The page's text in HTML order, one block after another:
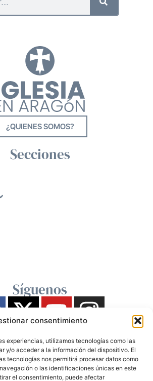
consentimiento
experiencias, utilizamos tecnologías como las
y/o acceder a la información del dispositivo. El
tecnologías nos permitirá procesar datos como
o las identificaciones únicas en este
el consentimiento, puede afectar
¿QUIENES SOMOS?
Secciones
Síguenos